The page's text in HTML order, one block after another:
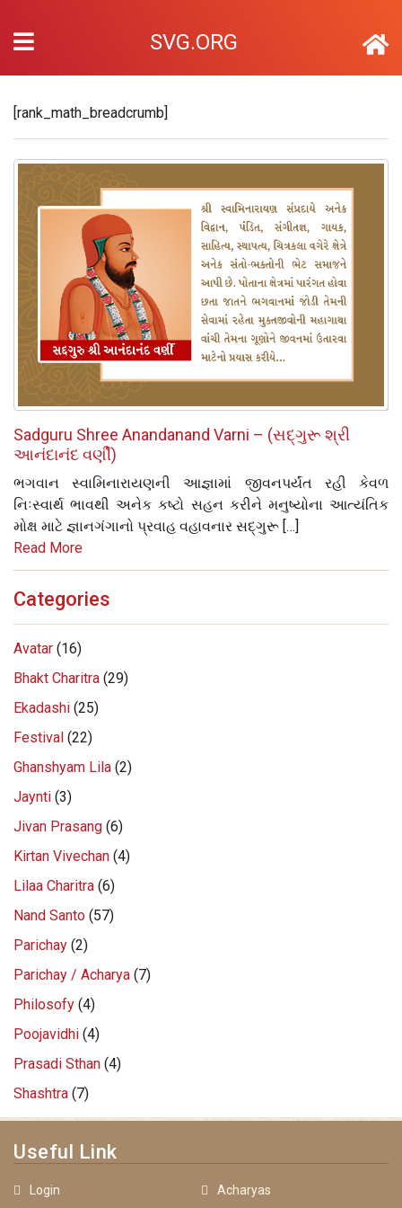
SVG.ORG
[rank_math_breadcrumb]
Sadguru Shree Anandanand Varni – (સદ્‌ગુરૂ શ્રી
આનંદાનંદ વર્ણી)
ભગવાન સ્વામિનારાયણની આજ્ઞામાં જીવનપર્યંત રહી કેવળ
નિઃસ્વાર્થ ભાવથી અનેક કષ્ટો સહન કરીને મનુષ્યોના આત્યંતિક
મોક્ષ માટે જ્ઞાનગંગાનો પ્રવાહ વહાવનાર સદ્‌ગુરૂ […]
Read More
Categories
Avatar (16)
Bhakt Charitra (29)
Ekadashi (25)
Festival (22)
Ghanshyam Lila (2)
Jaynti (3)
Jivan Prasang (6)
Kirtan Vivechan (4)
Lilaa Charitra (6)
Nand Santo (57)
Parichay (2)
Parichay / Acharya (7)
Philosofy (4)
Poojavidhi (4)
Prasadi Sthan (4)
Shashtra (7)
Useful Link
Login
Acharyas